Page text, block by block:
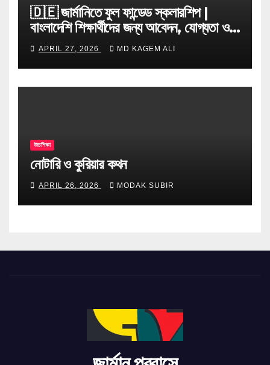
🇩🇪 জার্মানিতে ফুল ফান্ডেড স্কলারশিপ |
বাংলাদেশি শিক্ষার্থীদের জন্য আবেদন, যোগ্যতা ও
টিপস
APRIL 27, 2026 MD KAGEM ALI
উচ্চশিক্ষা
নোটারি ও কুরিয়ার কথন
APRIL 26, 2026 MODAK SUBIR